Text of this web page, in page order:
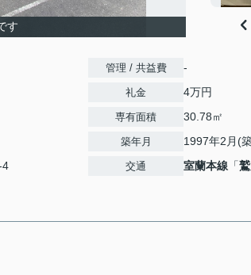
す
4
管理 / 共益費 -
礼金 4万円
専有面積 30.78㎡
築年月 1997年2月(
交通 室蘭本線 「